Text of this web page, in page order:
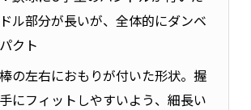
ル部分が長いが、全体的にダンベ
クト
の左右におもりが付いた形状。握
にフィットしやすいよう、細長い